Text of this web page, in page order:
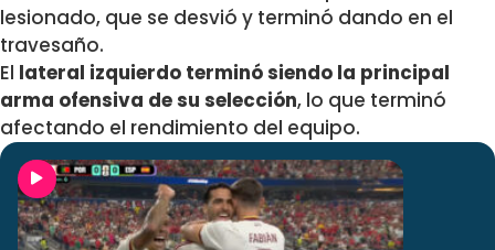
lesionado, que se desvió y terminó dando en el
travesaño.
El lateral izquierdo terminó siendo la principal
arma ofensiva de su selección, lo que terminó
afectando el rendimiento del equipo.